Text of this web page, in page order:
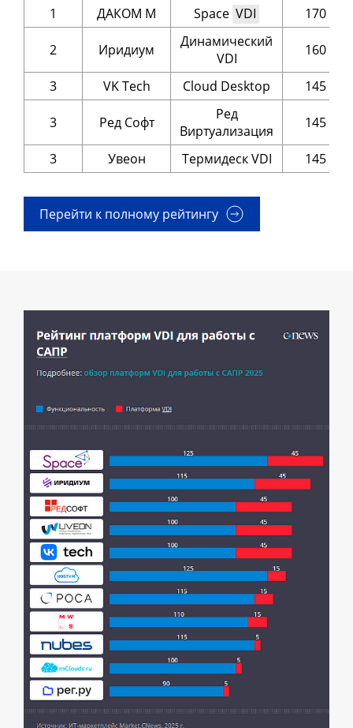
1
ДАКОМ М Space VDI 170
2 Иридиум
Динамический
VDI
160
3 VK Tech Cloud Desktop 145
3 Ред Софт
Ред
Виртуализация
145
3 Увеон Термидеск VDI 145
Перейти к полному рейтингу